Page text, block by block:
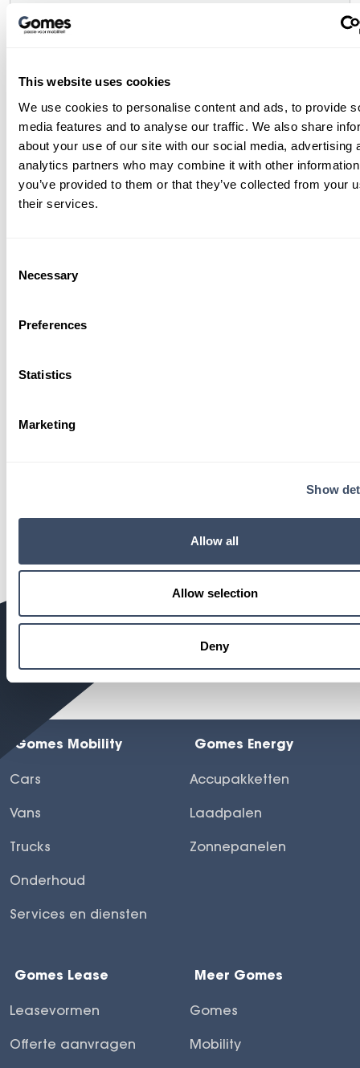
This website uses cookies
We use cookies to personalise content and ads, to provide
media features and to analyse our traffic. We also share
about your use of our site with our social media, advertising
analytics partners who may combine it with other
you’ve provided to them or that they’ve collected from your
their services.
Selection
Necessary
Preferences
Statistics
Marketing
Show
Allow all
Allow selection
Deny
Achternaam*
E-mailadres*
Telefoonnummer*
Verstuur jouw sollicitatie
Gomes Mobility
Cars
Vans
Trucks
Onderhoud
Services en diensten
Gomes Energy
Accupakketten
Laadpalen
Zonnepanelen
Gomes Lease
Leasevormen
Offerte aanvragen
Meer Gomes
Gomes
Mobility